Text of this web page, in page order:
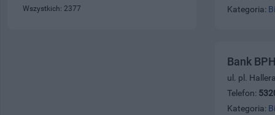
Kategoria:
Bank
ul. pl.
Telefon:
Kategoria:
Wszystkich: 2377